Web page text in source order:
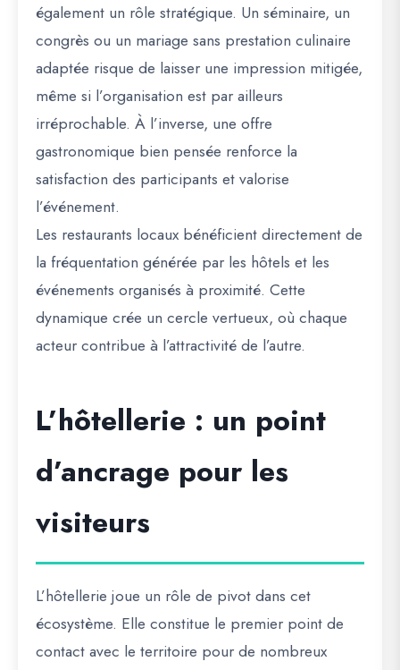
également un rôle stratégique. Un séminaire, un
congrès ou un mariage sans prestation culinaire
adaptée risque de laisser une impression mitigée,
même si l’organisation est par ailleurs
irréprochable. À l’inverse, une offre
gastronomique bien pensée renforce la
satisfaction des participants et valorise
l’événement.
Les restaurants locaux bénéficient directement de
la fréquentation générée par les hôtels et les
événements organisés à proximité. Cette
dynamique crée un cercle vertueux, où chaque
acteur contribue à l’attractivité de l’autre.
L’hôtellerie : un point
d’ancrage pour les
visiteurs
L’hôtellerie joue un rôle de pivot dans cet
écosystème. Elle constitue le premier point de
contact avec le territoire pour de nombreux